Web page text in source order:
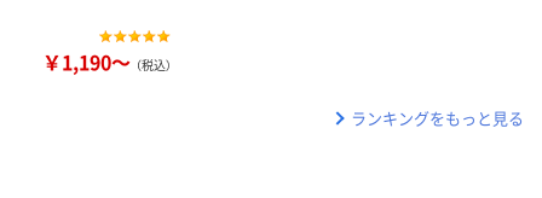
￥1,190～ （税込）
ランキングをもっと見る